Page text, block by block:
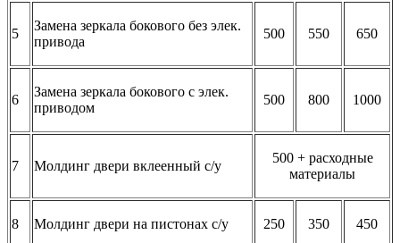
5
Замена зеркала бокового без элек.
привода
500 550 650
6
Замена зеркала бокового с элек.
приводом
500 800 1000
7 Молдинг двери вклеенный с/у
500 + расходные
материалы
8 Молдинг двери на пистонах с/у 250 350 450